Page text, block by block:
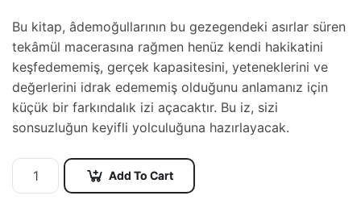
Bu kitap, âdemoğullarının bu gezegendeki asırlar süren
tekâmül macerasına rağmen henüz kendi hakikatini
keşfedememiş, gerçek kapasitesini, yeteneklerini ve
değerlerini idrak edememiş olduğunu anlamanız için
küçük bir farkındalık izi açacaktır. Bu iz, sizi
sonsuzluğun keyifli yolculuğuna hazırlayacak.
Add To Cart